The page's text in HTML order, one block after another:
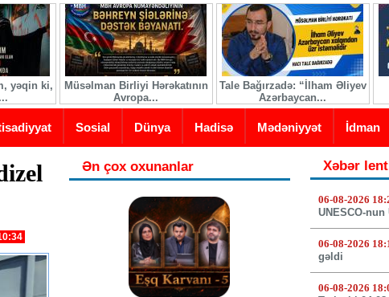
yəqin ki,
Müsəlman Birliyi Hərəkatının
Avropa...
Tale Bağırzadə: “İlham Əliyev
Azərbaycan...
Sosial Dünya Hadisə Mədəniyyət İdman
Ən çox oxunanlar Xəbər
06-08-2026
UNESCO-nun
06-08-2026
gəldi
06-08-2026